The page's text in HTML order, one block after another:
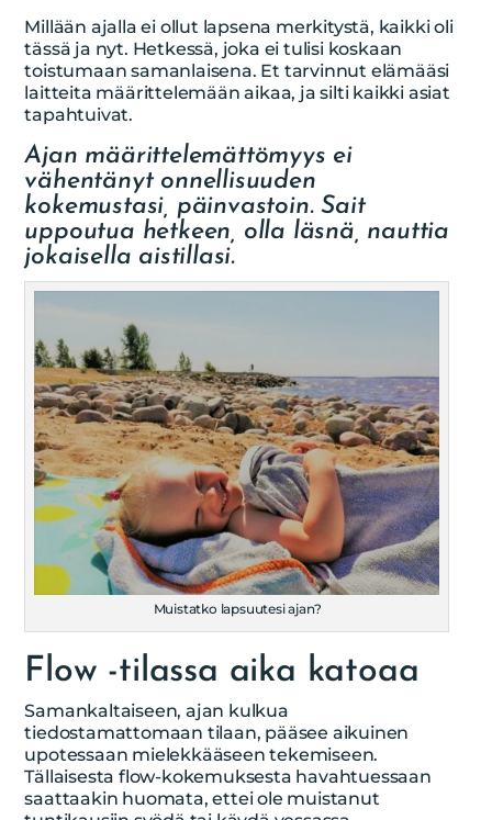
Millään ajalla ei ollut lapsena merkitystä, kaikki oli
tässä ja nyt. Hetkessä, joka ei tulisi koskaan
toistumaan samanlaisena. Et tarvinnut elämääsi
laitteita määrittelemään aikaa, ja silti kaikki asiat
tapahtuivat.
Ajan määrittelemättömyys ei
vähentänyt onnellisuuden
kokemustasi, päinvastoin. Sait
uppoutua hetkeen, olla läsnä, nauttia
jokaisella aistillasi.
Muistatko lapsuutesi ajan?
Flow -tilassa aika katoaa
Samankaltaiseen, ajan kulkua
tiedostamattomaan tilaan, pääsee aikuinen
upotessaan mielekkääseen tekemiseen.
Tällaisesta flow-kokemuksesta havahtuessaan
saattaakin huomata, ettei ole muistanut